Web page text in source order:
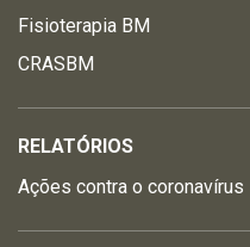
Fisioterapia BM
CRASBM
RELATÓRIOS
Ações contra o coronavírus